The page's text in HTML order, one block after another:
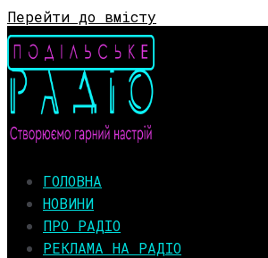
Перейти до вмісту
ГОЛОВНА
НОВИНИ
ПРО РАДІО
РЕКЛАМА НА РАДІО